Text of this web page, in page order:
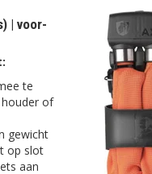
| voor-
te
of
gewicht
op slot
aan